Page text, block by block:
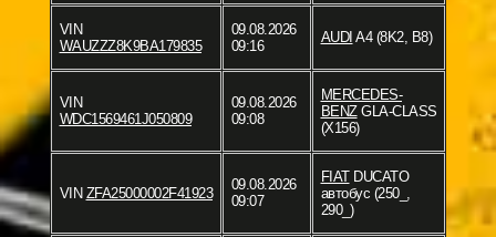
VIN
WAUZZZ8K9BA179835
09.08.2026
09:16
AUDI A4 (8K2, B8)
VIN
WDC1569461J050809
09.08.2026
09:08
MERCEDES-
BENZGLA-CLASS
(X156)
VIN ZFA25000002F41923
09.08.2026
09:07
FIATDUCATO
автобус (250_,
290_)